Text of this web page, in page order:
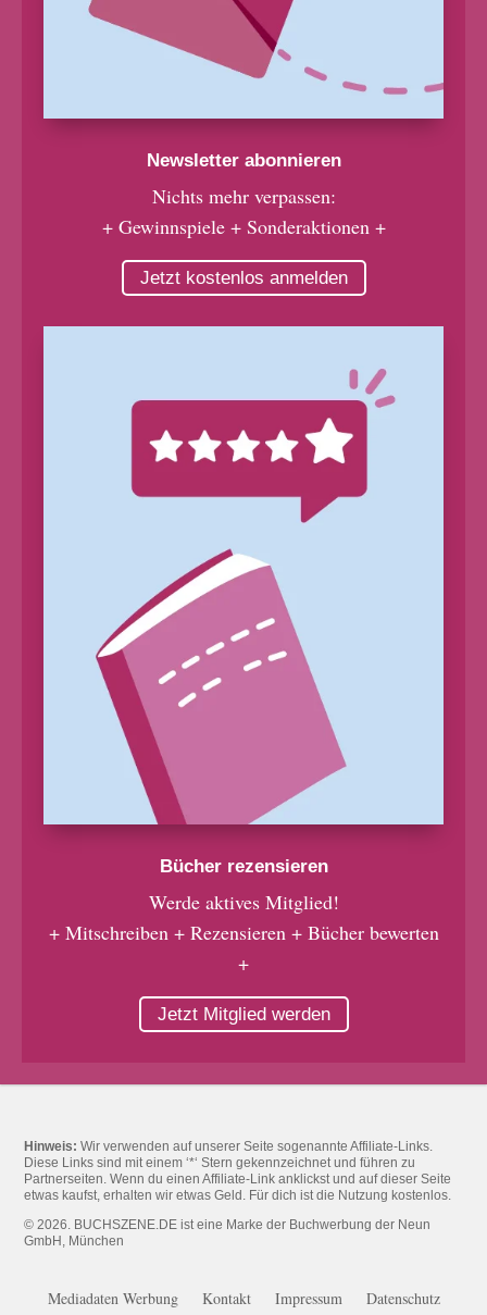
Newsletter abonnieren
Nichts mehr verpassen:
+ Gewinnspiele + Sonderaktionen +
Jetzt kostenlos anmelden
Bücher rezensieren
Werde aktives Mitglied!
+ Mitschreiben + Rezensieren + Bücher bewerten
+
Jetzt Mitglied werden
Hinweis: Wir verwenden auf unserer Seite sogenannte Affiliate-Links.
Diese Links sind mit einem ‘*‘ Stern gekennzeichnet und führen zu
Partnerseiten. Wenn du einen Affiliate-Link anklickst und auf dieser Seite
etwas kaufst, erhalten wir etwas Geld. Für dich ist die Nutzung kostenlos.
© 2026. BUCHSZENE.DE ist eine Marke der Buchwerbung der Neun
GmbH, München
Mediadaten Werbung Kontakt Impressum Datenschutz